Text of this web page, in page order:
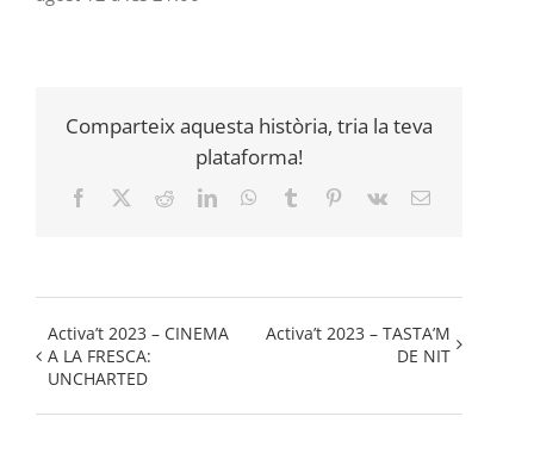
Comparteix aquesta història, tria la teva
plataforma!
Facebook RedditLinkedInWhatsApp
Tumblr Pinterest
Vk Email:
Activa’t 2023 – CINEMA
A LA FRESCA:
UNCHARTED
Activa’t 2023 – TASTA’M
DE NIT